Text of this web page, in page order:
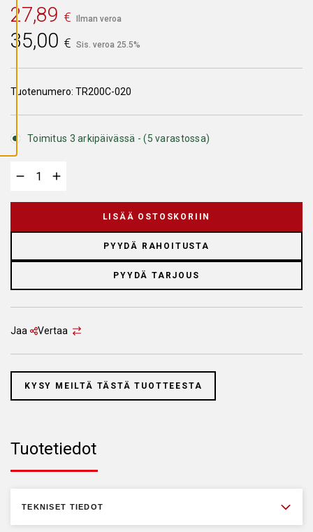
A
I
K
K
I
T
E
27,89 € Ilman veroa
35,00 € Sis. veroa 25.5%
Tuotenumero: TR200C-020
Toimitus 3 arkipäivässä - (5 varastossa)
LISÄÄ OSTOSKORIIN
PYYDÄ RAHOITUSTA
PYYDÄ TARJOUS
Jaa Vertaa
KYSY MEILTÄ TÄSTÄ TUOTTEESTA
Tuotetiedot
TEKNISET TIEDOT